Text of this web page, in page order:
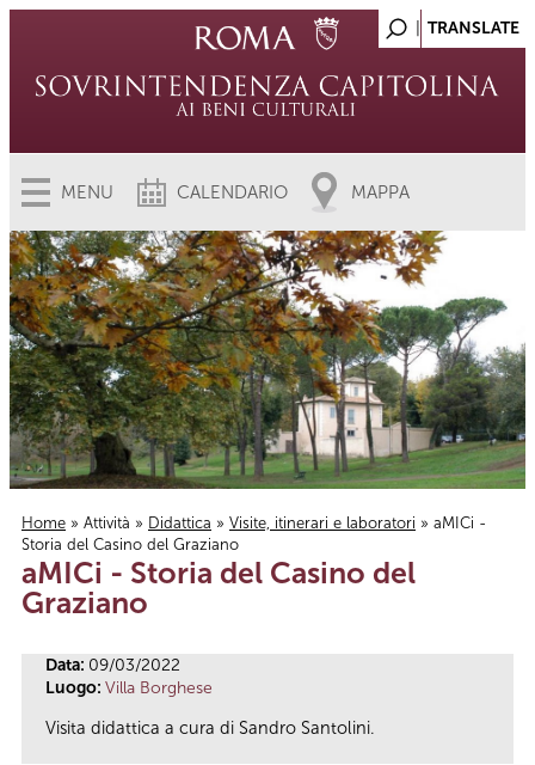
MENU CALENDARIO MAPPA
Tu sei qui
Home » Attività » Didattica » Visite, itinerari e laboratori » aMICi -
Storia del Casino del Graziano
aMICi - Storia del Casino del
Graziano
Data: 09/03/2022
Luogo: Villa Borghese
Visita didattica a cura di Sandro Santolini.